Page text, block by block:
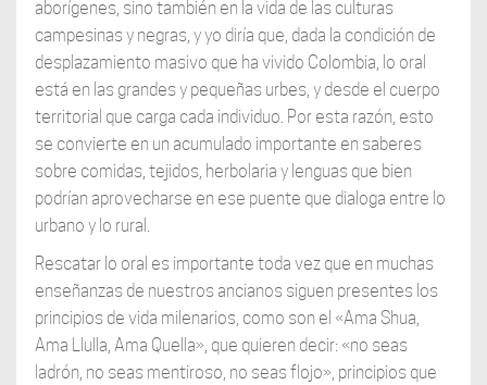
aborígenes, sino también en la vida de las culturas
campesinas y negras, y yo diría que, dada la condición de
desplazamiento masivo que ha vivido Colombia, lo oral
está en las grandes y pequeñas urbes, y desde el cuerpo
territorial que carga cada individuo. Por esta razón, esto
se convierte en un acumulado importante en saberes
sobre comidas, tejidos, herbolaria y lenguas que bien
podrían aprovecharse en ese puente que dialoga entre lo
urbano y lo rural.
Rescatar lo oral es importante toda vez que en muchas
enseñanzas de nuestros ancianos siguen presentes los
principios de vida milenarios, como son el «Ama Shua,
Ama Llulla, Ama Quella», que quieren decir: «no seas
ladrón, no seas mentiroso, no seas flojo», principios que